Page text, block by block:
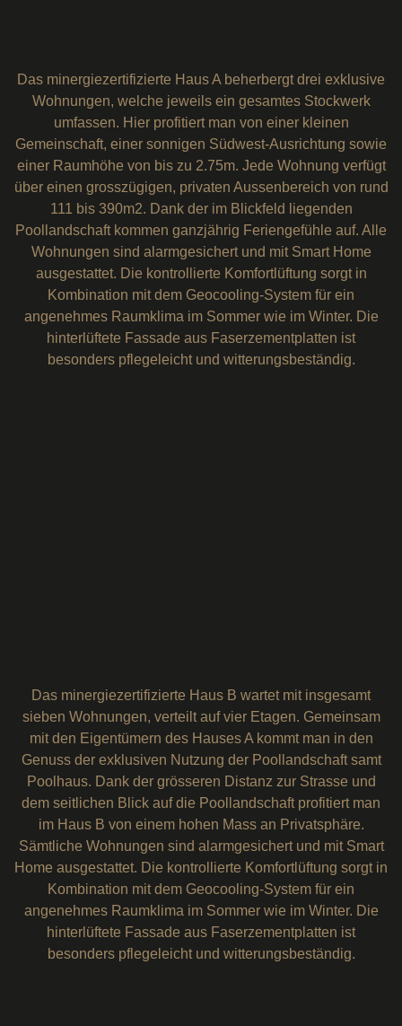
Das minergiezertifizierte Haus A beherbergt drei exklusive
Wohnungen, welche jeweils ein gesamtes Stockwerk
umfassen. Hier profitiert man von einer kleinen
Gemeinschaft, einer sonnigen Südwest-Ausrichtung sowie
einer Raumhöhe von bis zu 2.75m. Jede Wohnung verfügt
über einen grosszügigen, privaten Aussenbereich von rund
111 bis 390m2. Dank der im Blickfeld liegenden
Poollandschaft kommen ganzjährig Feriengefühle auf. Alle
Wohnungen sind alarmgesichert und mit Smart Home
ausgestattet. Die kontrollierte Komfortlüftung sorgt in
Kombination mit dem Geocooling-System für ein
angenehmes Raumklima im Sommer wie im Winter. Die
hinterlüftete Fassade aus Faserzementplatten ist
besonders pflegeleicht und witterungsbeständig.
Das minergiezertifizierte Haus B wartet mit insgesamt
sieben Wohnungen, verteilt auf vier Etagen. Gemeinsam
mit den Eigentümern des Hauses A kommt man in den
Genuss der exklusiven Nutzung der Poollandschaft samt
Poolhaus. Dank der grösseren Distanz zur Strasse und
dem seitlichen Blick auf die Poollandschaft profitiert man
im Haus B von einem hohen Mass an Privatsphäre.
Sämtliche Wohnungen sind alarmgesichert und mit Smart
Home ausgestattet. Die kontrollierte Komfortlüftung sorgt in
Kombination mit dem Geocooling-System für ein
angenehmes Raumklima im Sommer wie im Winter. Die
hinterlüftete Fassade aus Faserzementplatten ist
besonders pflegeleicht und witterungsbeständig.